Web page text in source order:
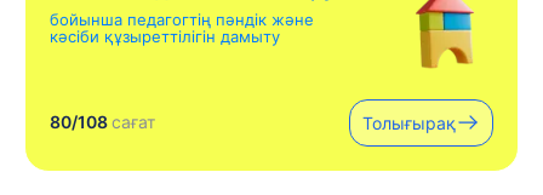
бойынша педагогтің пәндік және
кәсіби құзыреттілігін дамыту
80/108сағат Толығырақ